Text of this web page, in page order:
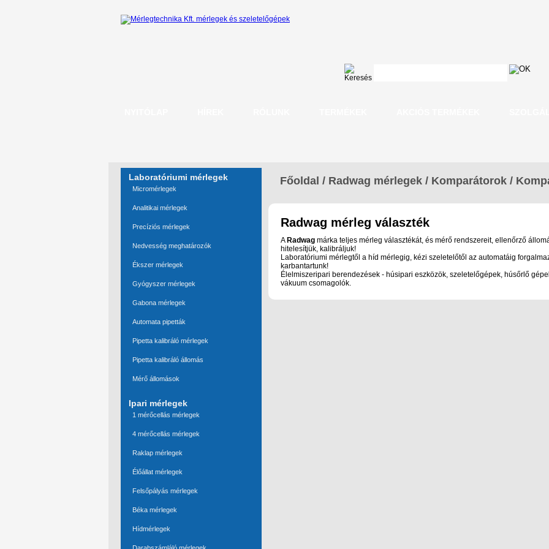
Laboratóriumi mérlegek
Micromérlegek
Analitikai mérlegek
Precíziós mérlegek
Nedvesség meghatározók
Ékszer mérlegek
Gyógyszer mérlegek
Gabona mérlegek
Automata pipetták
Pipetta kalibráló mérlegek
Pipetta kalibráló állomás
Mérő állomások
Ipari mérlegek
1 mérőcellás mérlegek
4 mérőcellás mérlegek
Raklap mérlegek
Élőállat mérlegek
Felsőpályás mérlegek
Béka mérlegek
Hídmérlegek
Főoldal / Radwag mérlegek / Komparátorok /
Radwag mérleg választék
A Radwag márka teljes mérleg választékát, és mérő rendszereit, ellenőrző
hitelesítjük, kalibráljuk!
Laboratóriumi mérlegtől a híd mérlegig, kézi szeletelőtől az automatáig
karbantartunk!
Élelmiszeripari berendezések - húsipari eszközök, szeletelőgépek, húsőrlő
vákuum csomagolók.